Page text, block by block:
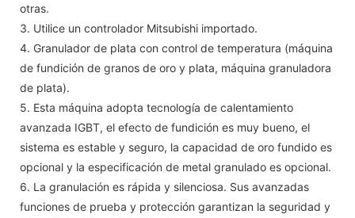
otras.
3. Utilice un controlador Mitsubishi importado.
4. Granulador de plata con control de temperatura (máquina
de fundición de granos de oro y plata, máquina granuladora
de plata).
5. Esta máquina adopta tecnología de calentamiento
avanzada IGBT, el efecto de fundición es muy bueno, el
sistema es estable y seguro, la capacidad de oro fundido es
opcional y la especificación de metal granulado es opcional.
6. La granulación es rápida y silenciosa. Sus avanzadas
funciones de prueba y protección garantizan la seguridad y